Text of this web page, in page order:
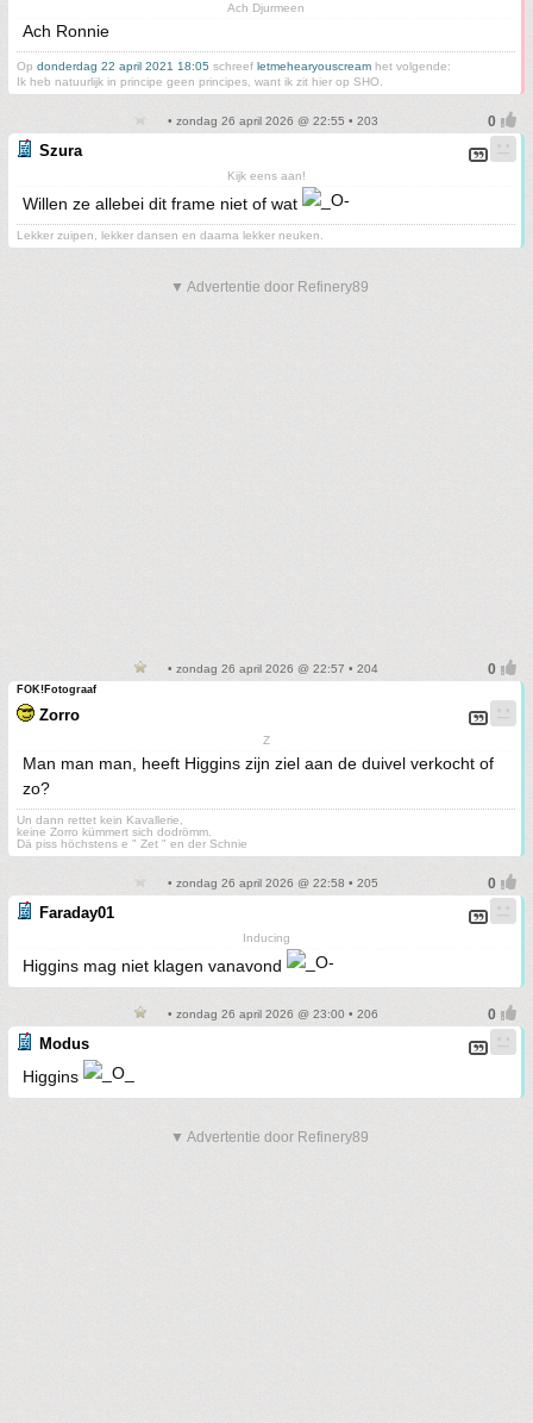
Ach Djurmeen
Ach Ronnie
Op donderdag 22 april 2021 18:05 schreef letmehearyouscream het volgende:
Ik heb natuurlijk in principe geen principes, want ik zit hier op SHO.
• zondag 26 april 2026 @ 22:55 • 203
Szura
Kijk eens aan!
Willen ze allebei dit frame niet of wat
Lekker zuipen, lekker dansen en daarna lekker neuken.
▼ Advertentie door Refinery89
• zondag 26 april 2026 @ 22:57 • 204
FOK!Fotograaf
Zorro
Z
Man man man, heeft Higgins zijn ziel aan de duivel verkocht of
zo?
Un dann rettet kein Kavallerie,
keine Zorro kümmert sich dodrömm.
Dä piss höchstens e " Zet " en der Schnie
• zondag 26 april 2026 @ 22:58 • 205
Faraday01
Inducing
Higgins mag niet klagen vanavond
• zondag 26 april 2026 @ 23:00 • 206
Modus
Higgins
▼ Advertentie door Refinery89